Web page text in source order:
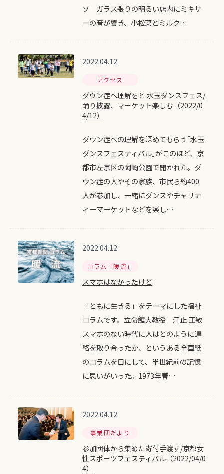
ソ ガラス張りの明るい店内にミキサ
ーの音が響き、小松菜とミルク…
2022.04.12
アクセス
ダウン症へ理解をと 水玉ダンスフェス/
踊り披露、マーケット楽しむ（2022/0
4/12）
ダウン症への理解を深めてもらう｢水玉
ダンスフェスティバル｣がこのほど、京
都市左京区の岡崎公園で開かれた。ダ
ウン症の人やその家族、市民ら約400
人が参加し、一緒にダンスやチャリテ
ィーマーケットなどを楽し…
2022.04.12
コラム「暖流」
スマホはなかったけど
「ともに生きる」をテーマにした福祉
コラムです。立命館大教授 津止 正敏
スマホのない時代に人はどのように連
絡を取り合ったか、というある全国紙
のコラムを目にして、半世紀前の記憶
に思いがいった。1973年春…
2022.04.12
事業団だより
参加団体から集めた寄付手渡す/京都女
性スポーツフェスティバル（2022/04/0
4）